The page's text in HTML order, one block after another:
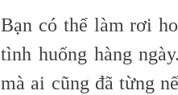
Bạn có thể làm rơi
tình huống hàng
mà ai cũng đã từng